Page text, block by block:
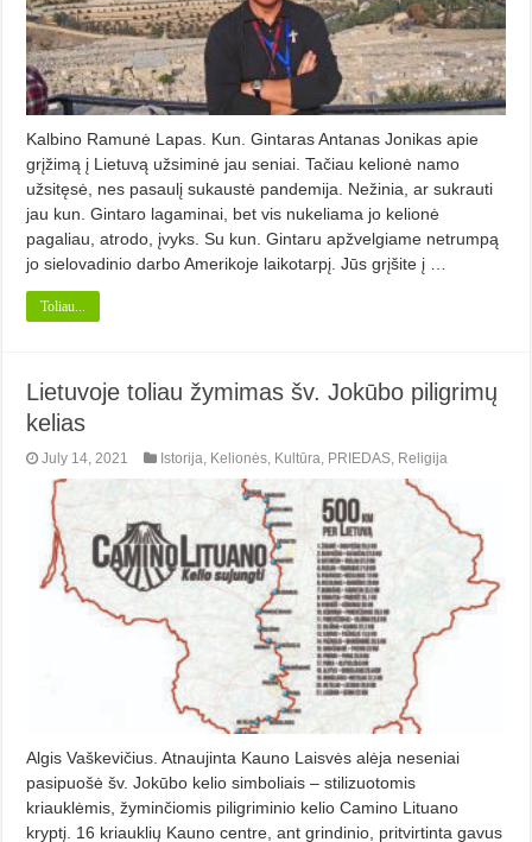
Kalbino Ramunė Lapas. Kun. Gintaras Antanas Jonikas apie
grįžimą į Lietuvą užsiminė jau seniai. Tačiau kelionė namo
užsitęsė, nes pasaulį sukaustė pandemija. Nežinia, ar sukrauti
jau kun. Gintaro lagaminai, bet vis nukeliama jo kelionė
pagaliau, atrodo, įvyks. Su kun. Gintaru apžvelgiame netrumpą
jo sielovadinio darbo Amerikoje laikotarpį. Jūs grįšite į …
Toliau...
Lietuvoje toliau žymimas šv. Jokūbo piligrimų
kelias
July 14, 2021 Istorija, Kelionės, Kultūra, PRIEDAS, Religija
Algis Vaškevičius. Atnaujinta Kauno Laisvės alėja neseniai
pasipuošė šv. Jokūbo kelio simboliais – stilizuotomis
kriauklėmis, žyminčiomis piligriminio kelio Camino Lituano
kryptį. 16 kriauklių Kauno centre, ant grindinio, pritvirtinta gavus